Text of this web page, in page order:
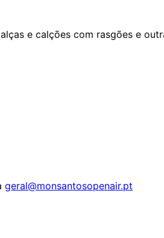
e calções com rasgões e
geral@monsantosopenair.pt